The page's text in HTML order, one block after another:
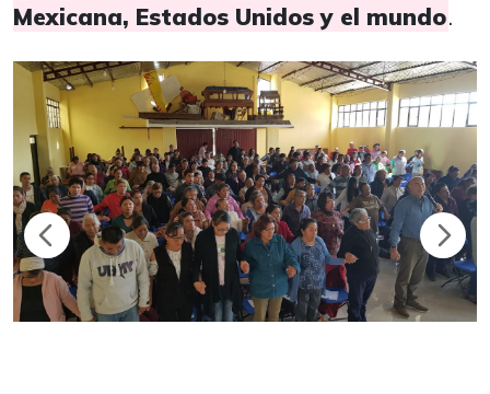
Mexicana, Estados Unidos y el mundo.